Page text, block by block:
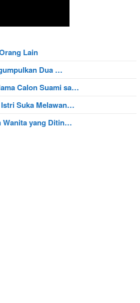
Lain
Dua …
Calon Suami sa…
Suka Melawan…
Wanita yang Ditin…